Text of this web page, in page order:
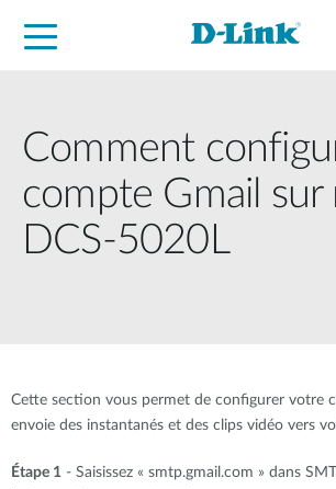
Comment
compte Gmail sur
DCS-5020L
Cette section vous permet de configurer votre
envoie des instantanés et des clips vidéo vers
Étape 1 - Saisissez « smtp.gmail.com » dans